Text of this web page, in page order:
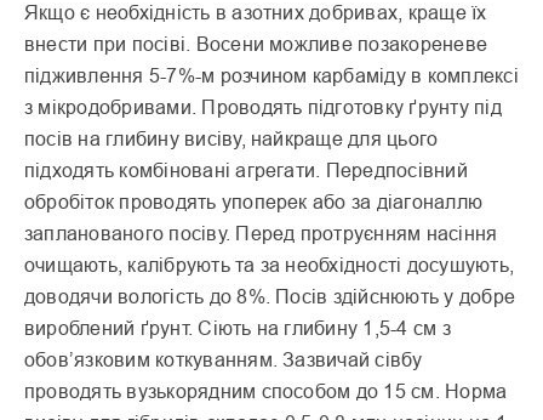
Якщо є необхідність в азотних добривах, краще їх
внести при посіві. Восени можливе позакореневе
підживлення 5-7%-м розчином карбаміду в комплексі
з мікродобривами. Проводять підготовку ґрунту під
посів на глибину висіву, найкраще для цього
підходять комбіновані агрегати. Передпосівний
обробіток проводять упоперек або за діагоналлю
запланованого посіву. Перед протруєнням насіння
очищають, калібрують та за необхідності досушують,
доводячи вологість до 8%. Посів здійснюють у добре
вироблений ґрунт. Сіють на глибину 1,5-4 см з
обов’язковим коткуванням. Зазвичай сівбу
проводять вузькорядним способом до 15 см. Норма